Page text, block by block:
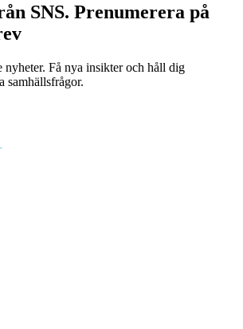
SNS. Prenumerera på
nyheter. Få nya insikter och håll dig
samhällsfrågor.